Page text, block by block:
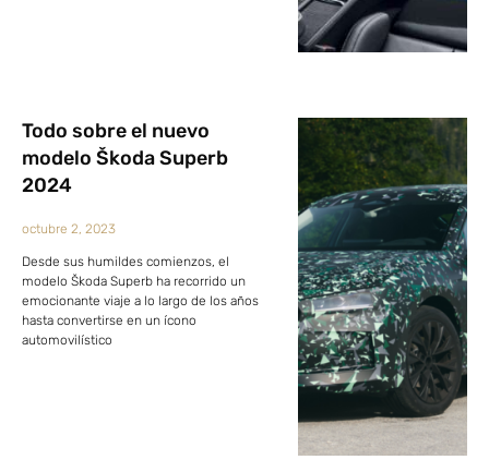
Todo sobre el nuevo
modelo Škoda Superb
2024
octubre 2, 2023
Desde sus humildes comienzos, el
modelo Škoda Superb ha recorrido un
emocionante viaje a lo largo de los años
hasta convertirse en un ícono
automovilístico